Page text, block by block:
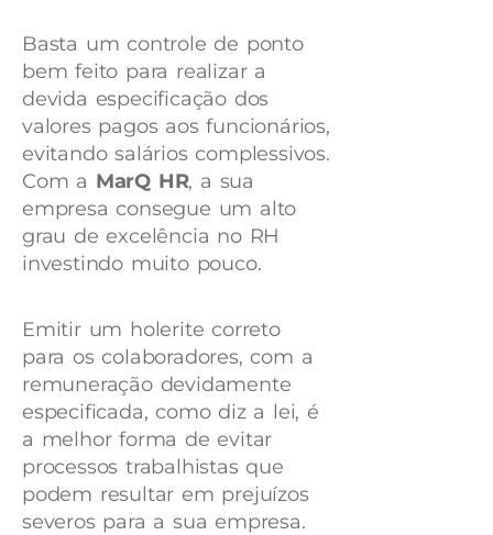
Basta um controle de ponto
bem feito para realizar a
devida especificação dos
valores pagos aos funcionários,
evitando salários complessivos.
Com a MarQ HR, a sua
empresa consegue um alto
grau de excelência no RH
investindo muito pouco.
Emitir um holerite correto
para os colaboradores, com a
remuneração devidamente
especificada, como diz a lei, é
a melhor forma de evitar
processos trabalhistas que
podem resultar em prejuízos
severos para a sua empresa.